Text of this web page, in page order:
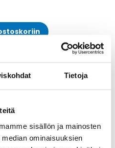
Tietoja
sisällön ja mainosten
ominaisuuksien
,Kotelon yläosa,Kotelot
kulujen mukaan.